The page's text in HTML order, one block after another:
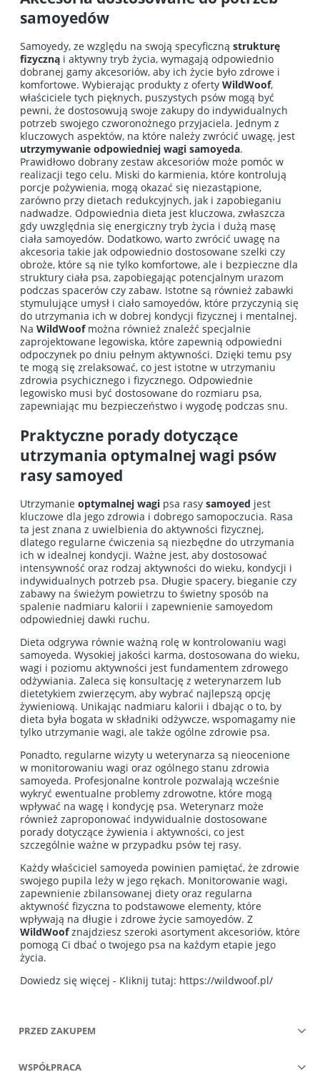
samoyedów
Samoyedy, ze względu na swoją specyficzną strukturę
fizyczną i aktywny tryb życia, wymagają odpowiednio
dobranej gamy akcesoriów, aby ich życie było zdrowe i
komfortowe. Wybierając produkty z oferty WildWoof,
właściciele tych pięknych, puszystych psów mogą być
pewni, że dostosowują swoje zakupy do indywidualnych
potrzeb swojego czworonożnego przyjaciela. Jednym z
kluczowych aspektów, na które należy zwrócić uwagę, jest
utrzymywanie odpowiedniej wagi samoyeda.
Prawidłowo dobrany zestaw akcesoriów może pomóc w
realizacji tego celu. Miski do karmienia, które kontrolują
porcje pożywienia, mogą okazać się niezastąpione,
zarówno przy dietach redukcyjnych, jak i zapobieganiu
nadwadze. Odpowiednia dieta jest kluczowa, zwłaszcza
gdy uwzględnia się energiczny tryb życia i dużą masę
ciała samoyedów. Dodatkowo, warto zwrócić uwagę na
akcesoria takie jak odpowiednio dostosowane szelki czy
obroże, które są nie tylko komfortowe, ale i bezpieczne dla
struktury ciała psa, zapobiegając potencjalnym urazom
podczas spacerów czy zabaw. Istotne są również zabawki
stymulujące umysł i ciało samoyedów, które przyczynią się
do utrzymania ich w dobrej kondycji fizycznej i mentalnej.
Na WildWoofmożna również znaleźć specjalnie
zaprojektowane legowiska, które zapewnią odpowiedni
odpoczynek po dniu pełnym aktywności. Dzięki temu psy
te mogą się zrelaksować, co jest istotne w utrzymaniu
zdrowia psychicznego i fizycznego. Odpowiednie
legowisko musi być dostosowane do rozmiaru psa,
zapewniając mu bezpieczeństwo i wygodę podczas snu.
Praktyczne porady dotyczące
utrzymania optymalnej wagi psów
rasy samoyed
Utrzymanie optymalnej wagi psa rasy samoyed jest
kluczowe dla jego zdrowia i dobrego samopoczucia. Rasa
ta jest znana z uwielbienia do aktywności fizycznej,
dlatego regularne ćwiczenia są niezbędne do utrzymania
ich w idealnej kondycji. Ważne jest, aby dostosować
intensywność oraz rodzaj aktywności do wieku, kondycji i
indywidualnych potrzeb psa. Długie spacery, bieganie czy
zabawy na świeżym powietrzu to świetny sposób na
spalenie nadmiaru kalorii i zapewnienie samoyedom
odpowiedniej dawki ruchu.
Dieta odgrywa równie ważną rolę w kontrolowaniu wagi
samoyeda. Wysokiej jakości karma, dostosowana do wieku,
wagi i poziomu aktywności jest fundamentem zdrowego
odżywiania. Zaleca się konsultację z weterynarzem lub
dietetykiem zwierzęcym, aby wybrać najlepszą opcję
żywieniową. Unikając nadmiaru kalorii i dbając o to, by
dieta była bogata w składniki odżywcze, wspomagamy nie
tylko utrzymanie wagi, ale także ogólne zdrowie psa.
Ponadto, regularne wizyty u weterynarza są nieocenione
w monitorowaniu wagi oraz ogólnego stanu zdrowia
samoyeda. Profesjonalne kontrole pozwalają wcześnie
wykryć ewentualne problemy zdrowotne, które mogą
wpływać na wagę i kondycję psa. Weterynarz może
również zaproponować indywidualnie dostosowane
porady dotyczące żywienia i aktywności, co jest
szczególnie ważne w przypadku psów tej rasy.
Każdy właściciel samoyeda powinien pamiętać, że zdrowie
swojego pupila leży w jego rękach. Monitorowanie wagi,
zapewnienie zbilansowanej diety oraz regularna
aktywność fizyczna to podstawowe elementy, które
wpływają na długie i zdrowe życie samoyedów. Z
WildWoofznajdziesz szeroki asortyment akcesoriów, które
pomogą Ci dbać o twojego psa na każdym etapie jego
życia.
Dowiedz się więcej - Kliknij tutaj: https://wildwoof.pl/
PRZED ZAKUPEM
WSPÓŁPRACA